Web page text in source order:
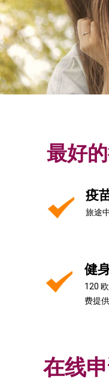
最好
疫
旅途
健
120
费提供
在线